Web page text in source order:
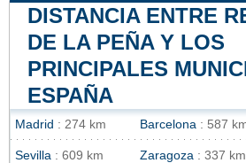
DISTANCIA ENTRE
DE LA PEÑA Y LOS
PRINCIPALES
ESPAÑA
Madrid : 274 km Barcelona : 587
Sevilla : 609 km Zaragoza : 337 km